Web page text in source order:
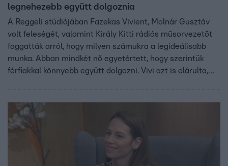
legnehezebb együtt dolgoznia
A Reggeli stúdiójában Fazekas Vivient, Molnár Gusztáv
volt feleségét, valamint Király Kitti rádiós műsorvezetőt
faggatták arról, hogy milyen számukra a legideálisabb
munka. Abban mindkét nő egyetértett, hogy szerintük
férfiakkal könnyebb együtt dolgozni. Vivi azt is elárulta,